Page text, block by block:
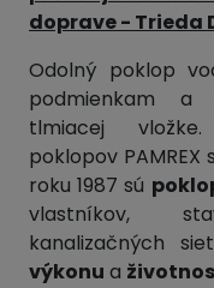
doprave- Trieda
Odolný poklop
podmienkam a
tlmiacej
poklopov
roku 1987 sú
vlastníkov,
kanalizačných
výkonu a